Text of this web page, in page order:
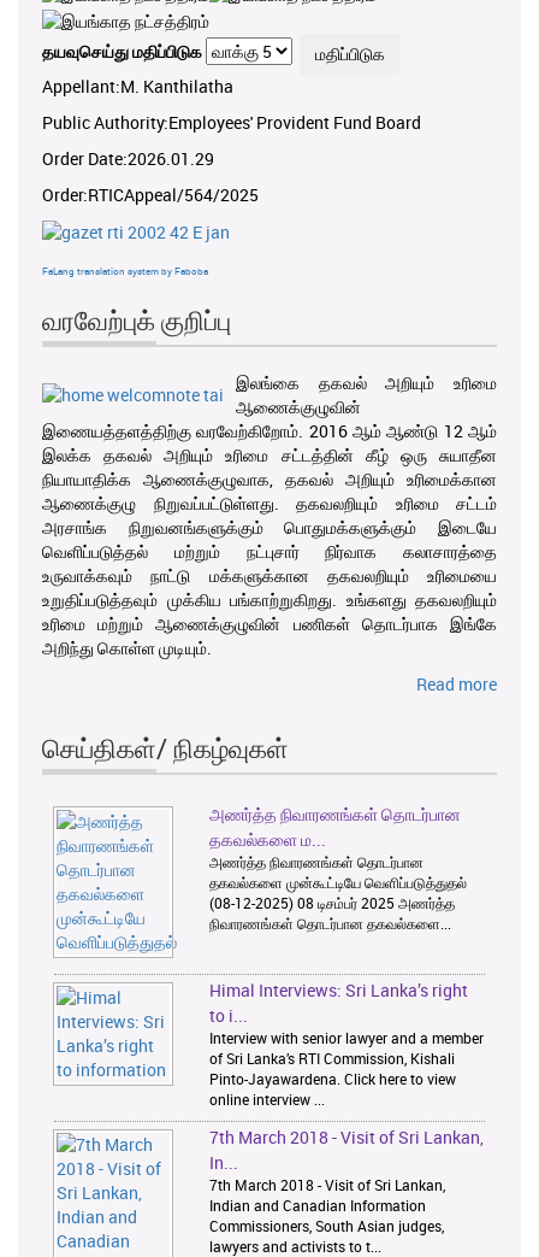
தயவுசெய்து மதிப்பிடுக
Appellant:M. Kanthilatha
Public Authority:Employees' Provident Fund Board
Order Date:2026.01.29
Order:RTICAppeal/564/2025
FaLang translation system by Faboba
வரவேற்புக் குறிப்பு
இலங்கை தகவல் அறியும் உரிமை
ஆணைக்குழுவின்
இணையத்தளத்திற்கு வரவேற்கிறோம். 2016 ஆம் ஆண்டு 12 ஆம்
இலக்க தகவல் அறியும் உரிமை சட்டத்தின் கீழ் ஒரு சுயாதீன
நியாயாதிக்க ஆணைக்குழுவாக, தகவல் அறியும் உரிமைக்கான
ஆணைக்குழு நிறுவப்பட்டுள்ளது. தகவலறியும் உரிமை சட்டம்
அரசாங்க நிறுவனங்களுக்கும் பொதுமக்களுக்கும் இடையே
வெளிப்படுத்தல் மற்றும் நட்புசார் நிர்வாக கலாசாரத்தை
உருவாக்கவும் நாட்டு மக்களுக்கான தகவலறியும் உரிமையை
உறுதிப்படுத்தவும் முக்கிய பங்காற்றுகிறது. உங்களது தகவலறியும்
உரிமை மற்றும் ஆணைக்குழுவின் பணிகள் தொடர்பாக இங்கே
அறிந்து கொள்ள முடியும்.
Read more
செய்திகள்/ நிகழ்வுகள்
1 2
அணர்த்த நிவாரணங்கள் தொடர்பான
தகவல்களை ம...
அணர்த்த நிவாரணங்கள் தொடர்பான
தகவல்களை முன்கூட்டியே வெளிப்படுத்துதல்
(08-12-2025) 08 டிசம்பர் 2025 அணர்த்த
நிவாரணங்கள் தொடர்பான தகவல்களை...
Himal Interviews: Sri Lanka’s right
to i...
Interview with senior lawyer and a member
of Sri Lanka’s RTI Commission, Kishali
Pinto-Jayawardena. Click here to view
online interview ...
7th March 2018 - Visit of Sri Lankan,
In...
7th March 2018 - Visit of Sri Lankan,
Indian and Canadian Information
Commissioners, South Asian judges,
lawyers and activists to t...